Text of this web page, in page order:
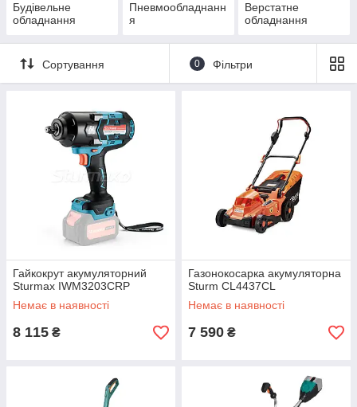
Будівельне
обладнання
Пневмообладнанн
я
Верстатне
обладнання
Сортування 0 Фільтри
Гайкокрут акумуляторний
Sturmax IWM3203CRP
Немає в наявності
8 115 ₴
Газонокосарка акумуляторна
Sturm CL4437CL
Немає в наявності
7 590 ₴